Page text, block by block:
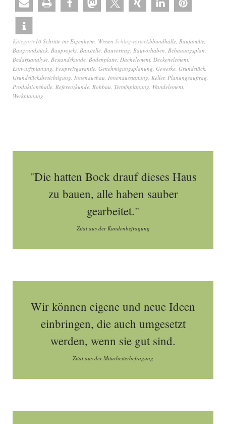
Kategorie10 Schritte ins Eigenheim, Wissen SchlagwörterAbbundhalle, Baufamilie,
Baugrundstück, Bauprojekt, Baustelle, Bauvertrag, Bauvorhaben, Bebauungsplan,
Bedarfsanalyse, Bestandskunde, Bodenplatte, Dachelement, Deckenelement,
Entwurfsplanung, Festpreisgarantie, Genehmigungsplanung, Gewerke, Grundstück,
Grundstücksbesichtigung, Innenausbau, Innenausstattung, Keller, Planungsauftrag,
Produktionshalle, Referenzkunde, Rohbau, Terminplanung, Wandelement,
Werkplanung
"Die hatten Bock drauf dieses Haus
zu bauen, alle haben sauber
gearbeitet."
Zitat aus der Kundenbefragung
Wir können eigene und neue Ideen
einbringen, die auch umgesetzt
werden, wenn sie gut sind.
Zitat aus der Mitarbeiterbefragung